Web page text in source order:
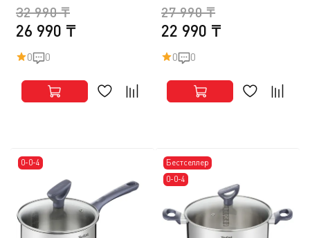
26 990 ₸
32 990 ₸
0 0
22 990 ₸
27 990 ₸
0 0
0-0-4
Бестселлер
0-0-4